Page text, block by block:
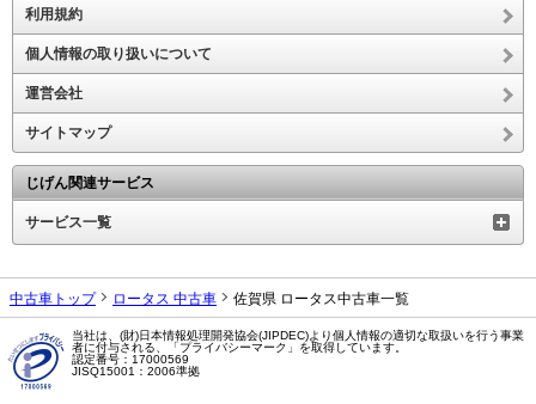
利用規約
個人情報の取り扱いについて
運営会社
サイトマップ
じげん関連サービス
サービス一覧
中古車トップ ロータス 中古車 佐賀県 ロータス中古車一覧
当社は、(財)日本情報処理開発協会(JIPDEC)より個人情報の適切な取扱いを行う事業
者に付与される、「プライバシーマーク」を取得しています。
認定番号：17000569
JISQ15001：2006準拠